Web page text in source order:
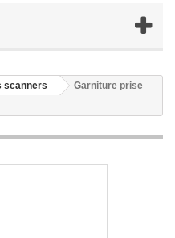
scanners
Garniture prise